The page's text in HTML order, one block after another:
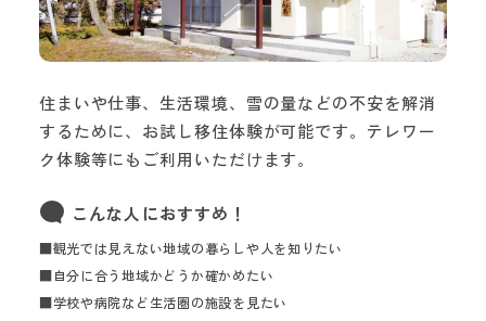
住まいや仕事、生活環境、雪の量などの不安を解消
するために、お試し移住体験が可能です。テレワー
ク体験等にもご利用いただけます。
こんな人におすすめ！
■観光では見えない地域の暮らしや人を知りたい
■自分に合う地域かどうか確かめたい
■学校や病院など生活圏の施設を見たい